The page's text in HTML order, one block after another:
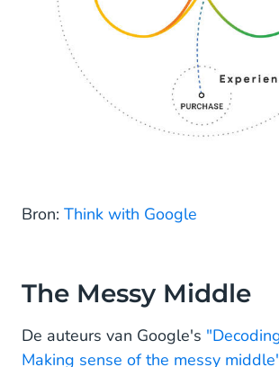
Bron: Think with Google
The Messy Middle
De auteurs van Google's
Making sense of the messy